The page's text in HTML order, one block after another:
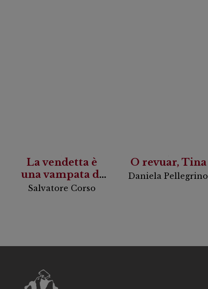
La vendetta è
una vampata di
scirocco
Salvatore Corso
O revuar, Tina
Daniela Pellegrino